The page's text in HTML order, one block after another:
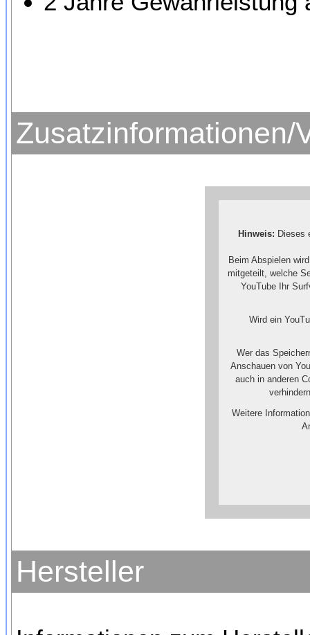
Zusatzinformationen/
Hinweis: Dieses
Beim Abspielen
mitgeteilt, welche
YouTube Ihr
Wird ein
Wer das
Anschauen von
auch in anderen
Weitere
Hersteller